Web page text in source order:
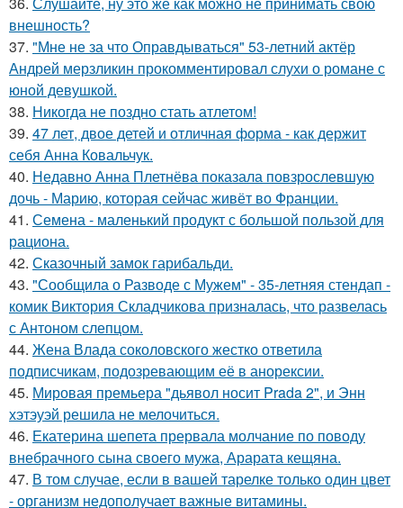
внешность?
37. "Мне не за что Оправдываться" 53-летний актёр
Андрей мерзликин прокомментировал слухи о романе с
юной девушкой.
38. Никогда не поздно стать атлетом!
39. 47 лет, двое детей и отличная форма - как держит
себя Анна Ковальчук.
40. Недавно Анна Плетнёва показала повзрослевшую
дочь - Марию, которая сейчас живёт во Франции.
41. Семена - маленький продукт с большой пользой для
рациона.
42. Сказочный замок гарибальди.
43. "Сообщила о Разводе с Мужем" - 35-летняя стендап -
комик Виктория Складчикова призналась, что развелась
с Антоном слепцом.
44. Жена Влада соколовского жестко ответила
подписчикам, подозревающим её в анорексии.
45. Мировая премьера "дьявол носит Prada 2", и Энн
хэтэуэй решила не мелочиться.
46. Екатерина шепета прервала молчание по поводу
внебрачного сына своего мужа, Арарата кещяна.
47. В том случае, если в вашей тарелке только один цвет
- организм недополучает важные витамины.